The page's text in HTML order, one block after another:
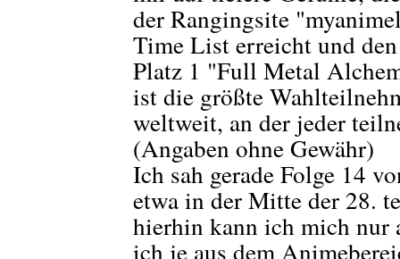
der Rangingsite
Time List erreicht und
Platz 1 "Full Metal
ist die größte
weltweit, an der jeder
(Angaben ohne Gewähr)
Ich sah gerade Folge 14
etwa in der Mitte der 28.
hierhin kann ich mich nur
ich je aus dem